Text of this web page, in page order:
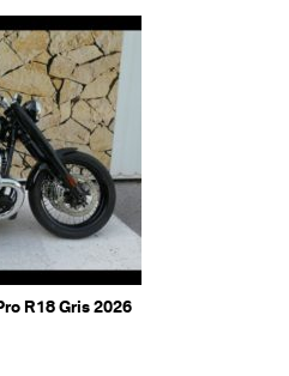
R18 Gris 2026